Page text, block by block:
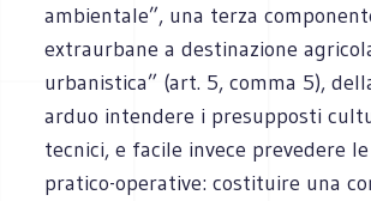
ambientale”, una terza
extraurbane a destinazione
urbanistica” (art. 5, comma 5),
arduo intendere i presupposti
tecnici, e facile invece prevedere
pratico-operative: costituire una